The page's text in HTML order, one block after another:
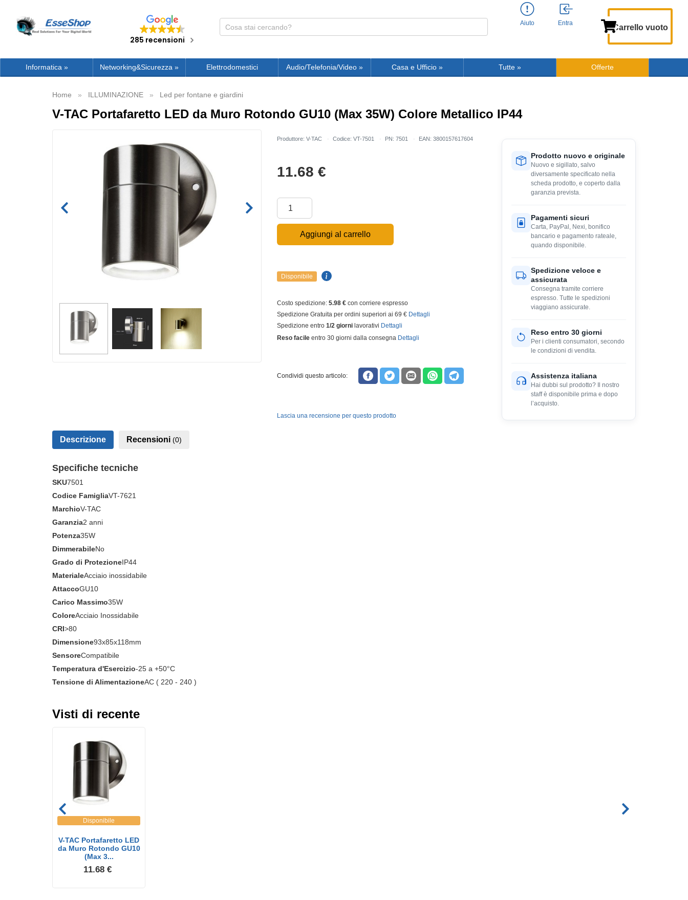
285 recensioni
Aiuto Entra Carrello vuoto
Informatica» Networking&Sicurezza » Elettrodomestici Audio/Telefonia/Video » Casa e Ufficio » Tutte » Offerte
Home ILLUMINAZIONE Led per fontane e giardini
V-TAC Portafaretto LED da Muro Rotondo GU10 (Max 35W) Colore Metallico IP44
Produttore: V-TAC Codice: VT-7501 PN: 7501 EAN: 3800157617604
11.68 €
Aggiungi al carrello
Disponibile
Costo spedizione: 5.98 € con corriere espresso
Spedizione Gratuita per ordini superiori ai 69 € Dettagli
Spedizione entro 1/2 giornilavorativi Dettagli
Reso facileentro 30 giorni dalla consegna Dettagli
Condividi questo articolo:
Lascia una recensione per questo prodotto
Prodotto nuovo e originale
Nuovo e sigillato, salvo
diversamente specificato nella
scheda prodotto, e coperto dalla
garanzia prevista.
Pagamenti sicuri
Carta, PayPal, Nexi, bonifico
bancario e pagamento rateale,
quando disponibile.
Spedizione veloce e
assicurata
Consegna tramite corriere
espresso. Tutte le spedizioni
viaggiano assicurate.
Reso entro 30 giorni
Per i clienti consumatori, secondo
le condizioni di vendita.
Assistenza italiana
Hai dubbi sul prodotto? Il nostro
staff è disponibile prima e dopo
l’acquisto.
Descrizione Recensioni (0)
Specifiche tecniche
SKU7501
Codice FamigliaVT-7621
MarchioV-TAC
Garanzia2 anni
Potenza35W
DimmerabileNo
Grado di ProtezioneIP44
MaterialeAcciaio inossidabile
AttaccoGU10
Carico Massimo35W
ColoreAcciaio Inossidabile
CRI>80
Dimensione93x85x118mm
SensoreCompatibile
Temperatura d'Esercizio-25 a +50°C
Tensione di AlimentazioneAC ( 220 - 240 )
Visti di recente
Disponibile
V-TAC Portafaretto LED
da Muro Rotondo GU10
(Max 3...
11.68 €